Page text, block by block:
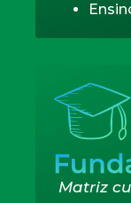
Matriz